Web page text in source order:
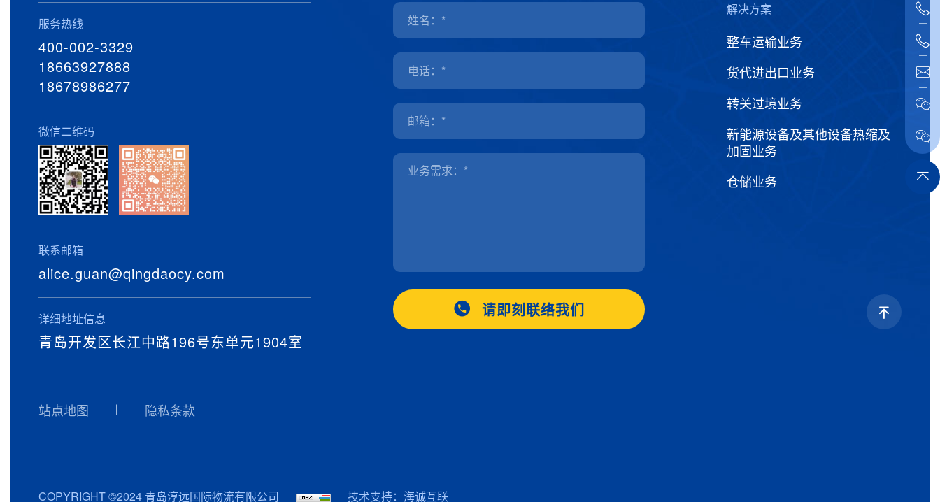
服务热线
400-002-3329
18663927888
18678986277
微信二维码
联系邮箱
alice.guan@qingdaocy.com
详细地址信息
青岛开发区长江中路196号东单元1904室
站点地图 隐私条款
请即刻联络我们
解决方案
整车运输业务
货代进出口业务
转关过境业务
新能源设备及其他设备热缩及
加固业务
仓储业务
COPYRIGHT ©2024 青岛淳远国际物流有限公司 技术支持：海诚互联